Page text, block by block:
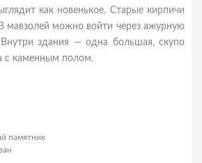
как новенькое. Старые кирпичи
можно войти через ажурную
здания — одна большая, скупо
с каменным полом.
памятник